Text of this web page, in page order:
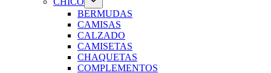
BERMUDAS
CAMISAS
CALZADO
CAMISETAS
CHAQUETAS
COMPLEMENTOS